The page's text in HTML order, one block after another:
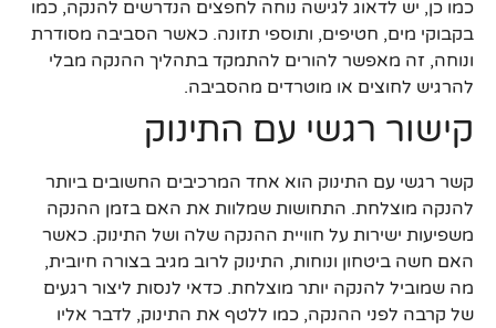
כמו כן, יש לדאוג לגישה נוחה לחפצים הנדרשים להנקה, כמו
בקבוקי מים, חטיפים, ותוספי תזונה. כאשר הסביבה מסודרת
ונוחה, זה מאפשר להורים להתמקד בתהליך ההנקה מבלי
להרגיש לחוצים או מוטרדים מהסביבה.
קישור רגשי עם התינוק
קשר רגשי עם התינוק הוא אחד המרכיבים החשובים ביותר
להנקה מוצלחת. התחושות שמלוות את האם בזמן ההנקה
משפיעות ישירות על חוויית ההנקה שלה ושל התינוק. כאשר
האם חשה ביטחון ונוחות, התינוק לרוב מגיב בצורה חיובית,
מה שמוביל להנקה יותר מוצלחת. כדאי לנסות ליצור רגעים
של קרבה לפני ההנקה, כמו ללטף את התינוק, לדבר אליו